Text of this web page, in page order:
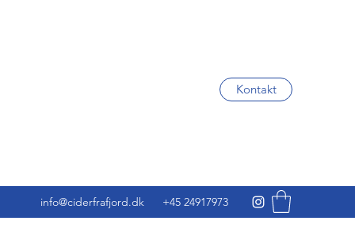
Kontakt
info@ciderfrafjord.dk +45 24917973